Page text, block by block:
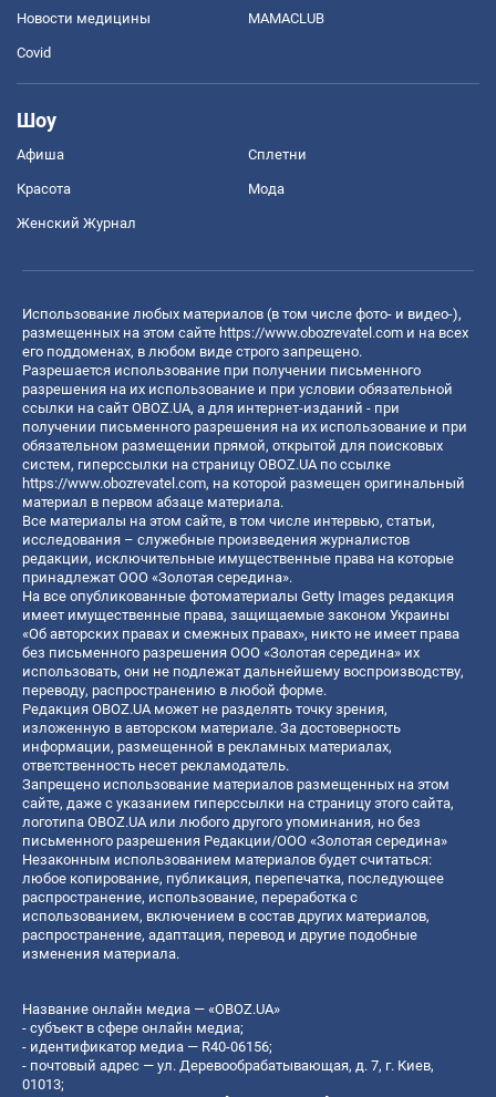
Новости медицины MAMACLUB
Covid
Шоу
Афиша Сплетни
Красота Мода
Женский Журнал
Использование любых материалов (в том числе фото- и видео-),
размещенных на этом сайте https://www.obozrevatel.com и на всех
его поддоменах, в любом виде строго запрещено.
Разрешается использование при получении письменного
разрешения на их использование и при условии обязательной
ссылки на сайт OBOZ.UA, а для интернет-изданий - при
получении письменного разрешения на их использование и при
обязательном размещении прямой, открытой для поисковых
систем, гиперссылки на страницу OBOZ.UA по ссылке
https://www.obozrevatel.com, на которой размещен оригинальный
материал в первом абзаце материала.
Все материалы на этом сайте, в том числе интервью, статьи,
исследования – служебные произведения журналистов
редакции, исключительные имущественные права на которые
принадлежат ООО «Золотая середина».
На все опубликованные фотоматериалы Getty Images редакция
имеет имущественные права, защищаемые законом Украины
«Об авторских правах и смежных правах», никто не имеет права
без письменного разрешения ООО «Золотая середина» их
использовать, они не подлежат дальнейшему воспроизводству,
переводу, распространению в любой форме.
Редакция OBOZ.UA может не разделять точку зрения,
изложенную в авторском материале. За достоверность
информации, размещенной в рекламных материалах,
ответственность несет рекламодатель.
Запрещено использование материалов размещенных на этом
сайте, даже с указанием гиперссылки на страницу этого сайта,
логотипа OBOZ.UA или любого другого упоминания, но без
письменного разрешения Редакции/ООО «Золотая середина»
Незаконным использованием материалов будет считаться:
любое копирование, публикация, перепечатка, последующее
распространение, использование, переработка с
использованием, включением в состав других материалов,
распространение, адаптация, перевод и другие подобные
изменения материала.
Название онлайн медиа — «OBOZ.UA»
- субъект в сфере онлайн медиа;
- идентификатор медиа — R40-06156;
- почтовый адрес — ул. Деревообрабатывающая, д. 7, г. Киев,
01013;